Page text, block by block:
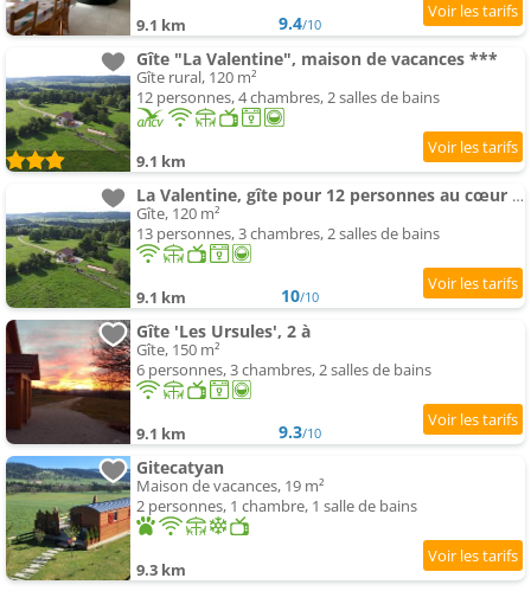
9.1 km 9.4/10
Gîte "La Valentine", maison de vacances ***
Gîte rural, 120 m²
12 personnes, 4 chambres, 2 salles de bains
9.1 km
La Valentine, gîte pour 12 personnes au cœur de la nature
Gîte, 120 m²
13 personnes, 3 chambres, 2 salles de bains
9.1 km 10/10
Gîte 'Les Ursules', 2 à
Gîte, 150 m²
6 personnes, 3 chambres, 2 salles de bains
9.1 km 9.3/10
Gitecatyan
Maison de vacances, 19 m²
2 personnes, 1 chambre, 1 salle de bains
9.3 km